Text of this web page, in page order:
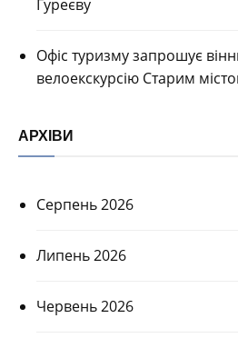
Гуреєву
Офіс туризму запрошує
велоекскурсію Старим
АРХІВИ
Серпень 2026
Липень 2026
Червень 2026